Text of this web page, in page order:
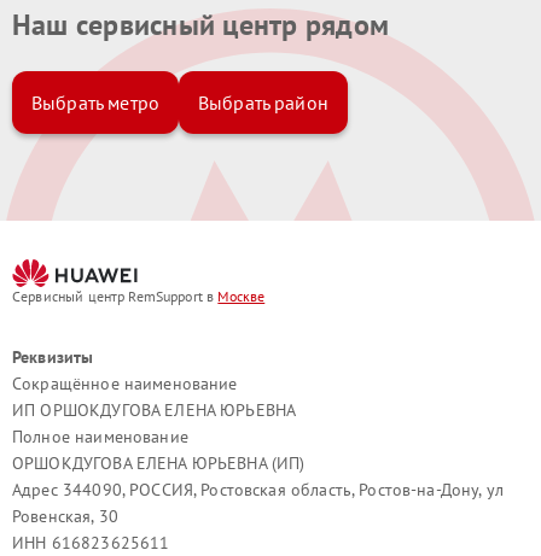
Наш сервисный центр рядом
Выбрать метро Выбрать район
Сервисный центр RemSupport в Москве
Реквизиты
Сокращённое наименование
ИП ОРШОКДУГОВА ЕЛЕНА ЮРЬЕВНА
Полное наименование
ОРШОКДУГОВА ЕЛЕНА ЮРЬЕВНА (ИП)
Адрес 344090, РОССИЯ, Ростовская область, Ростов-на-Дону, ул
Ровенская, 30
ИНН 616823625611